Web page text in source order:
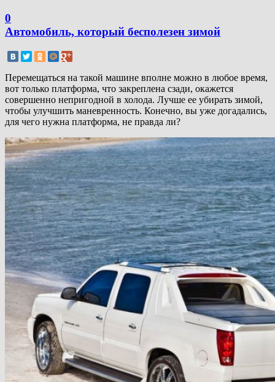
0
Автомобиль, который бесполезен зимой
Перемещаться на такой машине вполне можно в любое время,
вот только платформа, что закреплена сзади, окажется
совершенно непригодной в холода. Лучше ее убирать зимой,
чтобы улучшить маневренность. Конечно, вы уже догадались,
для чего нужна платформа, не правда ли?